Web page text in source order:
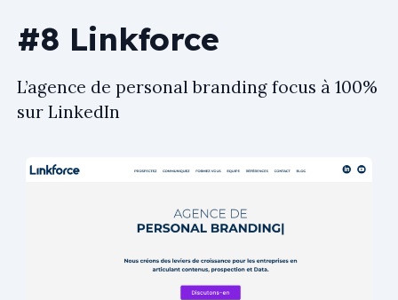
#8 Linkforce
L’agence de personal branding focus à 100%
sur LinkedIn